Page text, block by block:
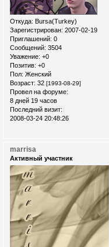
Откуда: Bursa(Turkey)
Зарегистрирован: 2007-02-19
Приглашений: 0
Сообщений: 3504
Уважение: +0
Позитив: +0
Пол: Женский
Возраст: 32 [1993-08-29]
Провел на форуме:
8 дней 19 часов
Последний визит:
2008-03-24 20:48:26
marrisa
Активный участник